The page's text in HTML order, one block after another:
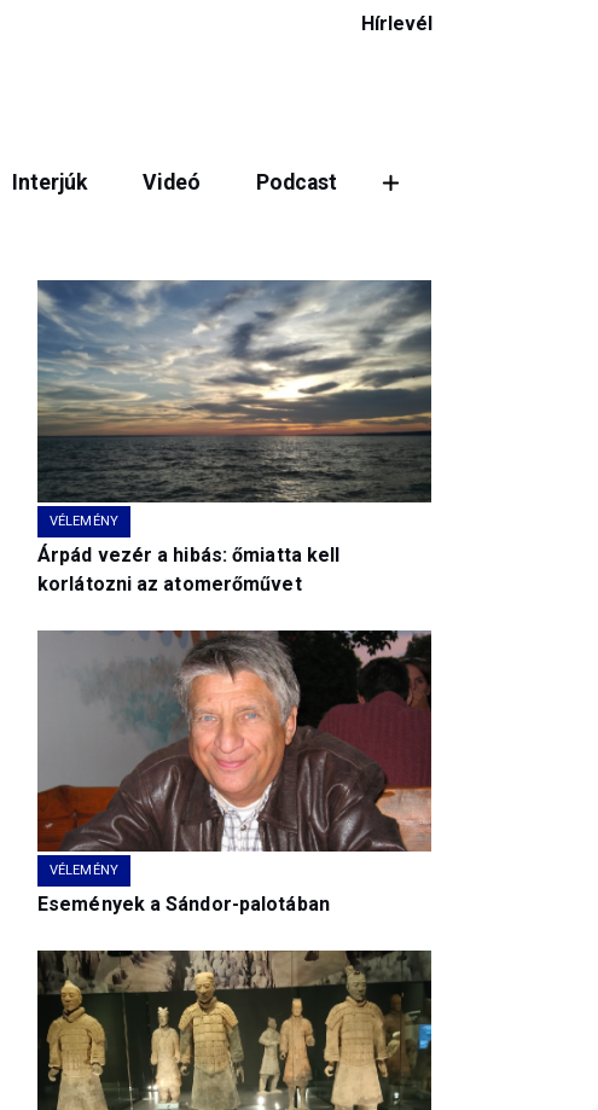
Hírlevél
Interjúk Videó Podcast
Megosztás
VÉLEMÉNY
Árpád vezér a hibás: őmiatta kell
korlátozni az atomerőművet
VÉLEMÉNY
Események a Sándor-palotában